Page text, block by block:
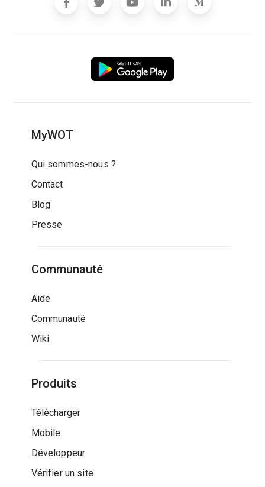
MyWOT
Qui sommes-nous ?
Contact
Blog
Presse
Communauté
Aide
Communauté
Wiki
Produits
Télécharger
Mobile
Développeur
Vérifier un site